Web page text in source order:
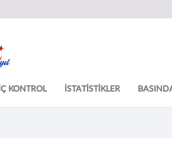
İÇ KONTROL İSTATİSTİKLER